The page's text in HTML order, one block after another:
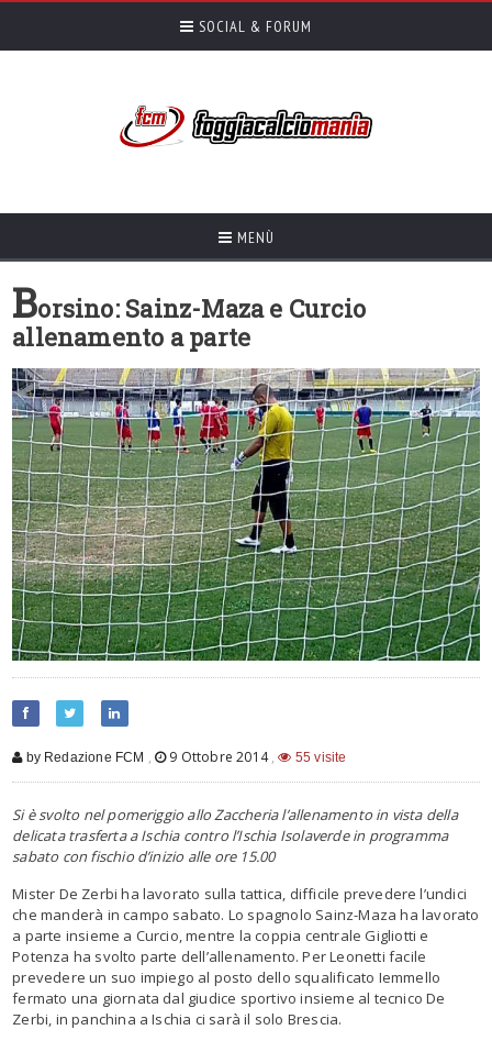
SOCIAL & FORUM
MENÙ
Borsino: Sainz-Maza e Curcio
allenamento a parte
by Redazione FCM , 9 Ottobre 2014, 55 visite
Si è svolto nel pomeriggio allo Zaccheria l’allenamento in vista della
delicata trasferta a Ischia contro l’Ischia Isolaverde in programma
sabato con fischio d’inizio alle ore 15.00
Mister De Zerbi ha lavorato sulla tattica, difficile prevedere l’undici
che manderà in campo sabato. Lo spagnolo Sainz-Maza ha lavorato
a parte insieme a Curcio, mentre la coppia centrale Gigliotti e
Potenza ha svolto parte dell’allenamento. Per Leonetti facile
prevedere un suo impiego al posto dello squalificato Iemmello
fermato una giornata dal giudice sportivo insieme al tecnico De
Zerbi, in panchina a Ischia ci sarà il solo Brescia.